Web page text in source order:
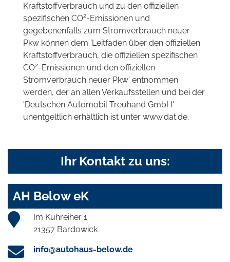
Kraftstoffverbrauch und zu den offiziellen
spezifischen CO2-Emissionen und
gegebenenfalls zum Stromverbrauch neuer
Pkw können dem 'Leitfaden über den offiziellen
Kraftstoffverbrauch, die offiziellen spezifischen
CO2-Emissionen und den offiziellen
Stromverbrauch neuer Pkw' entnommen
werden, der an allen Verkaufsstellen und bei der
'Deutschen Automobil Treuhand GmbH'
unentgeltlich erhältlich ist unter www.dat.de.
Ihr Kontakt zu uns:
AH Below eK
Im Kuhreiher 1
21357 Bardowick
info@autohaus-below.de